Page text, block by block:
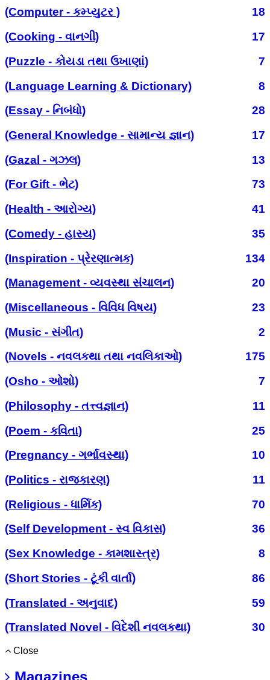
(Computer - કમ્પ્યુટર )
18
(Cooking - વાનગી)
17
(Puzzle - કોયડા તથા ઉખાણાં)
7
(Language Learning & Dictionary)
8
(Essay - નિબંધો)
28
(General Knowledge - સામાન્ય જ્ઞાન)
17
(Gazal - ગઝલ)
13
(For Gift - ભેટ)
73
(Health - આરોગ્ય)
41
(Comedy - હાસ્ય)
35
(Inspiration - પ્રેરણાત્મક)
134
(Management - વ્યવસ્થા સંચાલન)
20
(Miscellaneous - વિવિધ વિષય)
23
(Music - સંગીત)
2
(Novels - નવલકથા તથા નવલિકાઓ)
175
(Osho - ઓશો)
7
(Philosophy - તત્ત્વજ્ઞાન)
11
(Poem - કવિતા)
25
(Pregnancy - ગર્ભાવસ્થા)
10
(Politics - રાજકારણ)
11
(Religious - ધાર્મિક)
70
(Self Development - સ્વ વિકાસ)
36
(Sex Knowledge - કામશાસ્ત્ર)
8
(Short Stories - ટૂંકી વાર્તા)
86
(Translated - અનુવાદ)
59
(Translated Novel - વિદેશી નવલકથા)
30
Close
Magazines